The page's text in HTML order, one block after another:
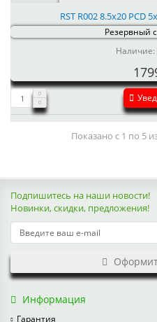
RST R002 8.5x20 PCD
Резервный
Наличие:
Показано с 1 по 5
Подпишитесь на наши новости!
Новинки, скидки, предложения!
Информация
Гарантия